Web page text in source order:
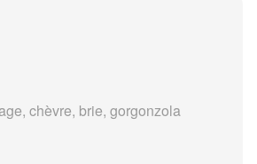
chèvre, brie, gorgonzola